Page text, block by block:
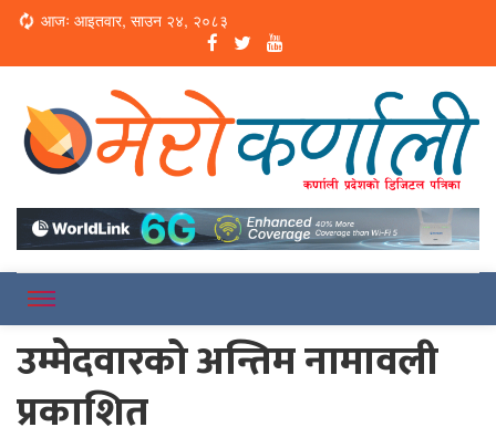
Loading...
आजः आइतवार, साउन २४, २०८३
Merokarnali
उम्मेदवारको अन्तिम नामावली
प्रकाशित